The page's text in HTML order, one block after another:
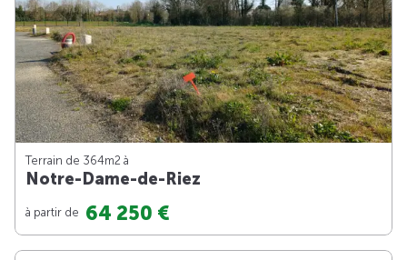
Terrain de 364m2 à
Notre-Dame-de-Riez
à partir de 64 250 €